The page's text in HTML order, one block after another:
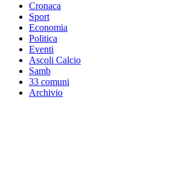
Cronaca
Sport
Economia
Politica
Eventi
Ascoli Calcio
Samb
33 comuni
Archivio